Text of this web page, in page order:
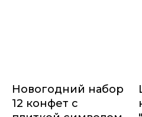
Новогодний набор
12 конфет с